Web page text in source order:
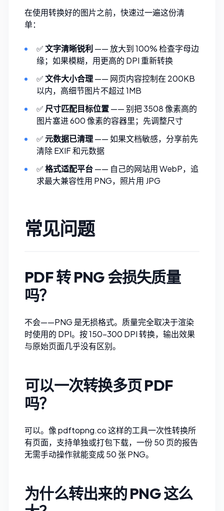
在使用转换好的图片之前，快速过一遍这份清
单：
✅文字清晰锐利 —— 放大到 100% 检查字母边
缘；如果模糊，用更高的 DPI 重新转换
✅文件大小合理—— 网页内容控制在 200KB
以内，高细节图片不超过 1MB
✅ 尺寸匹配目标位置—— 别把 3508 像素高的
图片塞进 600 像素的容器里；先调整尺寸
✅ 元数据已清理—— 如果文档敏感，分享前先
清除 EXIF 和元数据
✅格式适配平台—— 自己的网站用 WebP，追
求最大兼容性用 PNG，照片用 JPG
常见问题
PDF 转 PNG 会损失质量
吗？
不会——PNG 是无损格式。质量完全取决于渲染
时使用的 DPI。按 150–300 DPI 转换，输出效果
与原始页面几乎没有区别。
可以一次转换多页 PDF
吗？
可以。像pdftopng.co这样的工具一次性转换所
有页面，支持单独或打包下载，一份 50 页的报告
无需手动操作就能变成 50 张 PNG。
为什么转出来的 PNG 这么